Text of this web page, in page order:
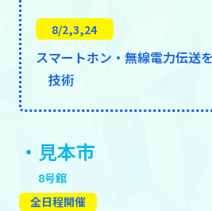
8/2,3,24
スマートホン・無線電力伝送
技術
・見本市
8号館
全日程開催